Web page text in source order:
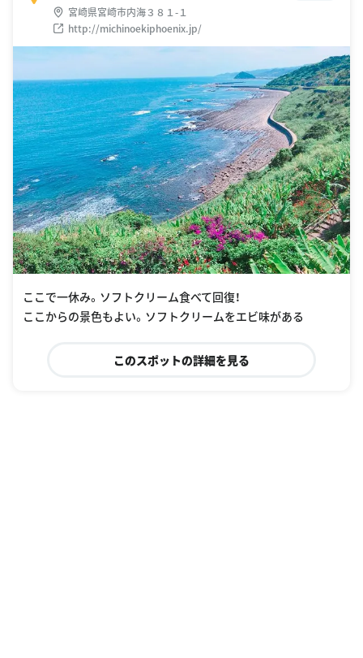
宮崎県宮崎市内海３８１-１
http://michinoekiphoenix.jp/
ここで一休み。ソフトクリーム食べて回復！
ここからの景色もよい。ソフトクリームをエビ味がある
このスポットの詳細を見る